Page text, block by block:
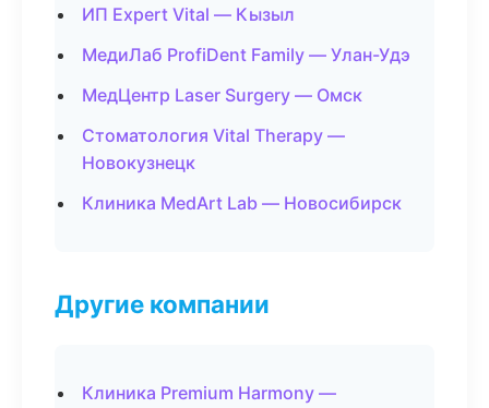
ИП Expert Vital — Кызыл
МедиЛаб ProfiDent Family — Улан-Удэ
МедЦентр Laser Surgery — Омск
Стоматология Vital Therapy —
Новокузнецк
Клиника MedArt Lab — Новосибирск
Другие компании
Клиника Premium Harmony —